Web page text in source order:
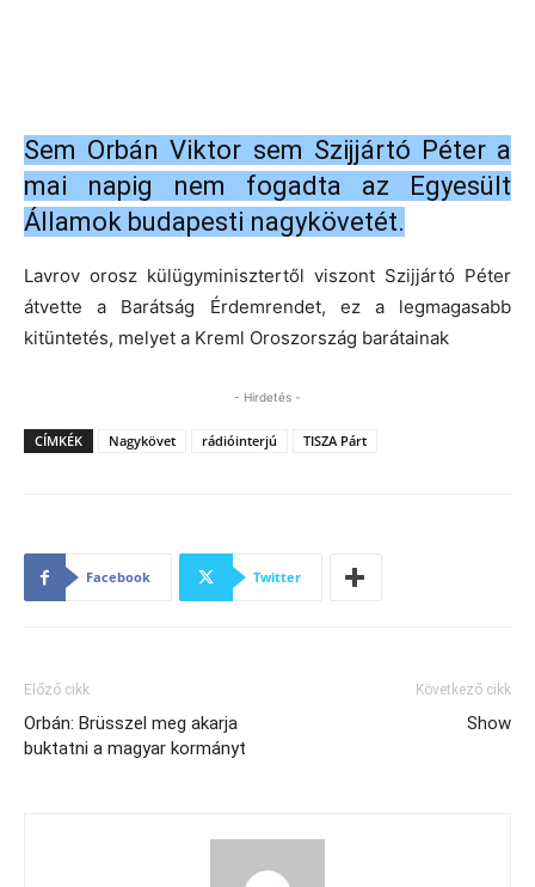
Sem Orbán Viktor sem Szijjártó Péter a
mai napig nem fogadta az Egyesült
Államok budapesti nagykövetét.
Lavrov orosz külügyminisztertől viszont Szijjártó Péter
átvette a Barátság Érdemrendet, ez a legmagasabb
kitüntetés, melyet a Kreml Oroszország barátainak
- Hirdetés -
CÍMKÉK Nagykövet rádióinterjú TISZA Párt
Facebook Twitter
Előző cikk
Orbán: Brüsszel meg akarja
buktatni a magyar kormányt
Következő cikk
Show